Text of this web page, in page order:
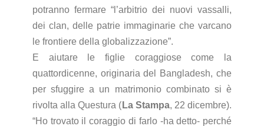
potranno fermare “l’arbitrio dei nuovi vassalli,
dei clan, delle patrie immaginarie che varcano
le frontiere della globalizzazione”.
E aiutare le figlie coraggiose come la
quattordicenne, originaria del Bangladesh, che
per sfuggire a un matrimonio combinato si è
rivolta alla Questura ( La Stampa, 22 dicembre).
“Ho trovato il coraggio di farlo -ha detto- perché